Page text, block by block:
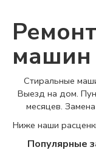
Стиральные
Выезд на дом.
месяцев.
Ниже наши
Популярные